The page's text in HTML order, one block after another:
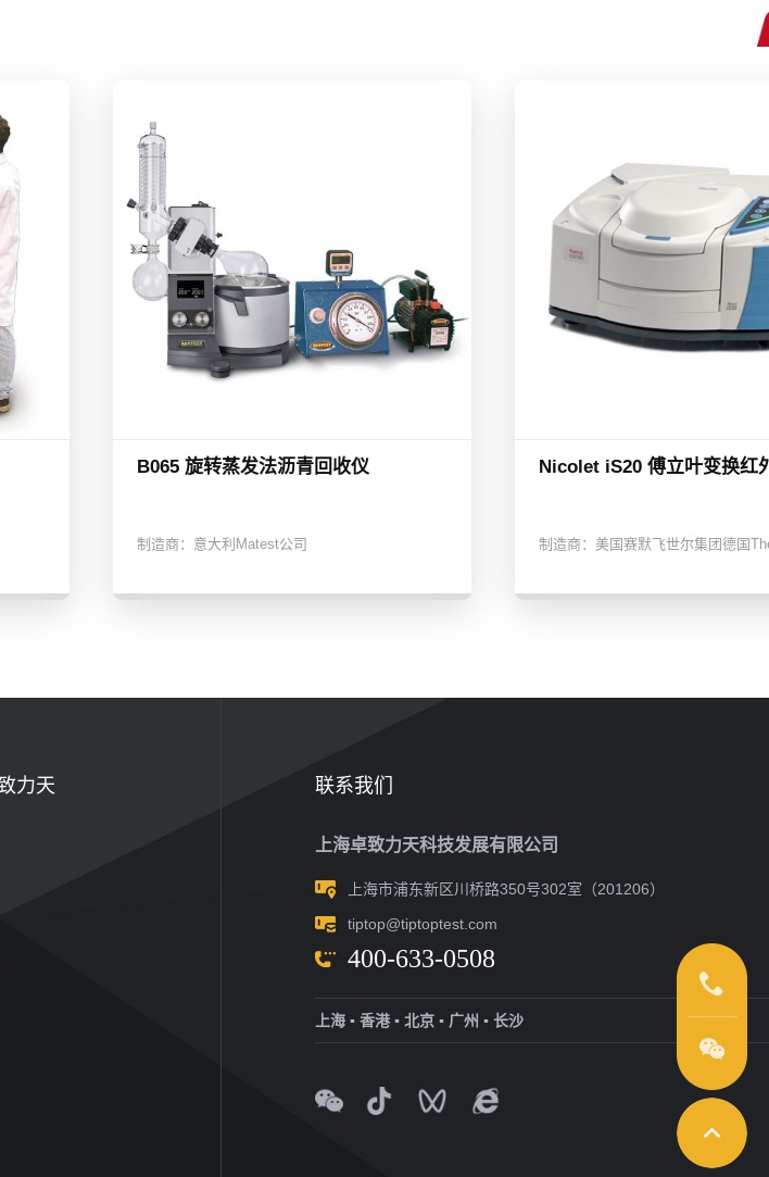
B065 旋转蒸发法沥青回收仪
制造商： 意大利Matest公司
Nicolet iS20 傅立叶变换红
制造商： 美国赛默飞世尔集团德国
力天 联系我们
上海卓致力天科技发展有限公司
上海市浦东新区川桥路350号302室（201206）
tiptop@tiptoptest.com
400-633-0508
上海 ▪ 香港 ▪ 北京 ▪ 广州 ▪ 长沙